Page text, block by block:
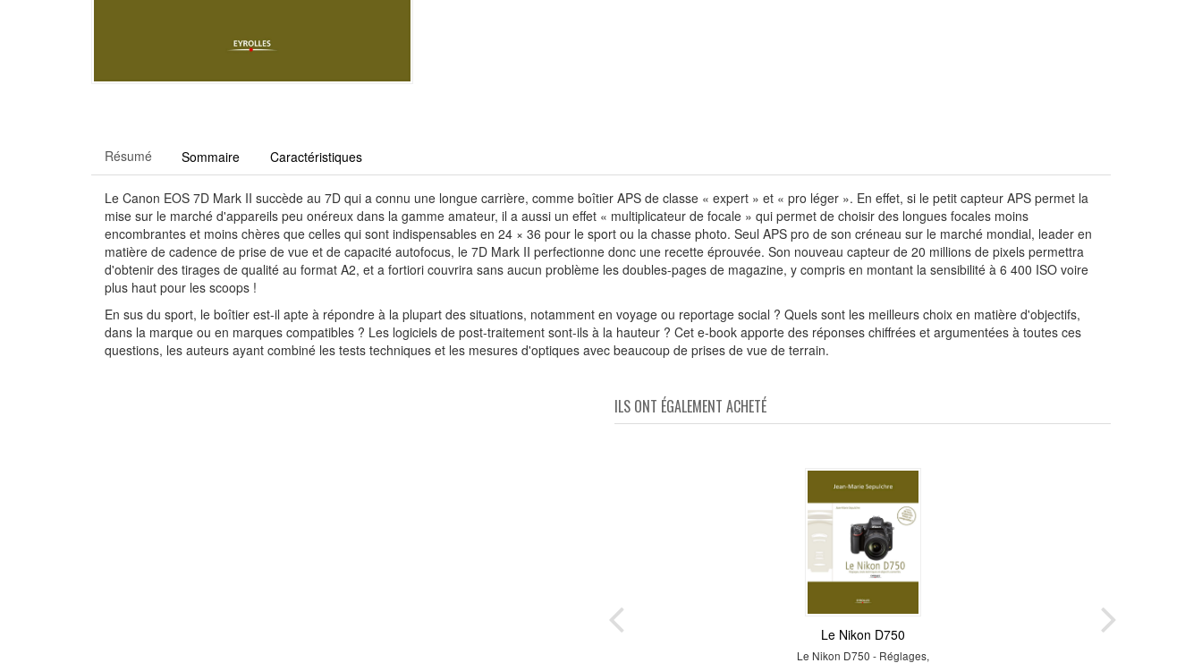
Résumé Sommaire Caractéristiques
Le Canon EOS 7D Mark II succède au 7D qui a connu une longue carrière, comme boîtier APS de classe « expert » et « pro léger ». En effet, si le petit capteur APS permet la
mise sur le marché d'appareils peu onéreux dans la gamme amateur, il a aussi un effet « multiplicateur de focale » qui permet de choisir des longues focales moins
encombrantes et moins chères que celles qui sont indispensables en 24 × 36 pour le sport ou la chasse photo. Seul APS pro de son créneau sur le marché mondial, leader en
matière de cadence de prise de vue et de capacité autofocus, le 7D Mark II perfectionne donc une recette éprouvée. Son nouveau capteur de 20 millions de pixels permettra
d'obtenir des tirages de qualité au format A2, et a fortiori couvrira sans aucun problème les doubles-pages de magazine, y compris en montant la sensibilité à 6 400 ISO voire
plus haut pour les scoops !
En sus du sport, le boîtier est-il apte à répondre à la plupart des situations, notamment en voyage ou reportage social ? Quels sont les meilleurs choix en matière d'objectifs,
dans la marque ou en marques compatibles ? Les logiciels de post-traitement sont-ils à la hauteur ? Cet e-book apporte des réponses chiffrées et argumentées à toutes ces
questions, les auteurs ayant combiné les tests techniques et les mesures d'optiques avec beaucoup de prises de vue de terrain.
ILS ONT ÉGALEMENT ACHETÉ
Le Nikon D750
Le Nikon D750 - Réglages,